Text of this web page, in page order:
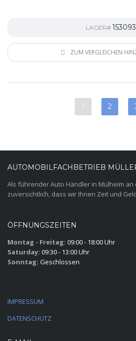
LAGER# 153093
ZUM VERGLEICHEN
1 2
AUTOMOBILFACHBETRIEB
Als führender Auto Händler in Mülheim an
zuversichtlich, dass wir Ihnen Zeit und
ÖFFNUNGSZEITEN
Montag - Freitag: 09:00 - 18:00 Uhr
Saturday: 09:30 - 13:00 Uhr
Sonntag: Geschlossen
IMPRESSUM
DATENSCHUTZ